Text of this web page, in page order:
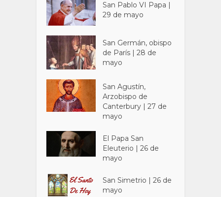
San Pablo VI Papa |
29 de mayo
San Germán, obispo
de París | 28 de
mayo
San Agustín,
Arzobispo de
Canterbury | 27 de
mayo
El Papa San
Eleuterio | 26 de
mayo
San Simetrio | 26 de
mayo